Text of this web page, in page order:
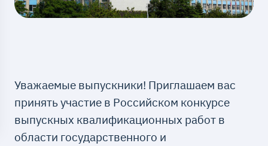
Уважаемые выпускники! Приглашаем вас
принять участие в Российском конкурсе
выпускных квалификационных работ в
области государственного и